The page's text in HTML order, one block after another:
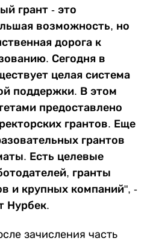
грант - это
возможность, но
дорога к
Сегодня в
целая система
поддержки. В этом
предоставлено
грантов. Еще
грантов
Есть целевые
гранты
и крупных компаний", -
Нурбек.
зачисления часть